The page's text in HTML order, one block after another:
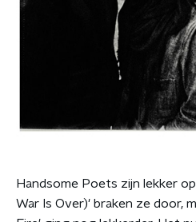
Handsome Poets zijn lekker
War Is Over)' braken ze door,